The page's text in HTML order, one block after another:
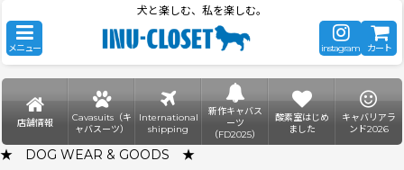
犬と楽しむ、私を楽しむ。
メニュー instagram カート
店舗情報
Cavasuits（キ
ャバスーツ）
International
shipping
新作キャバス
ーツ
（FD2025）
酸素室はじめ
ました
キャバリアラ
ンド2026
★ DOG WEAR & GOODS ★